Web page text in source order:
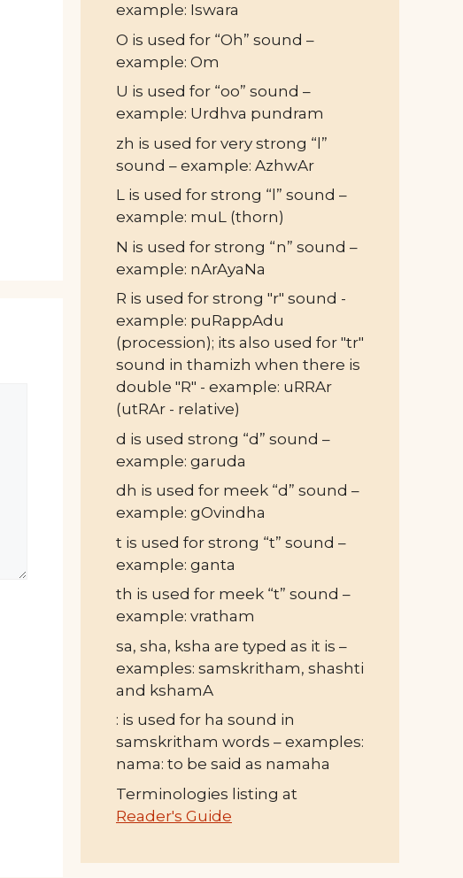
example: Iswara
O is used for “Oh” sound –
example: Om
U is used for “oo” sound –
example: Urdhva pundram
zh is used for very strong “l”
sound – example: AzhwAr
L is used for strong “l” sound –
example: muL (thorn)
N is used for strong “n” sound –
example: nArAyaNa
R is used for strong "r" sound -
example: puRappAdu
(procession); its also used for "tr"
sound in thamizh when there is
double "R" - example: uRRAr
(utRAr - relative)
d is used strong “d” sound –
example: garuda
dh is used for meek “d” sound –
example: gOvindha
t is used for strong “t” sound –
example: ganta
th is used for meek “t” sound –
example: vratham
sa, sha, ksha are typed as it is –
examples: samskritham, shashti
and kshamA
: is used for ha sound in
samskritham words – examples:
nama: to be said as namaha
Terminologies listing at
Reader's Guide